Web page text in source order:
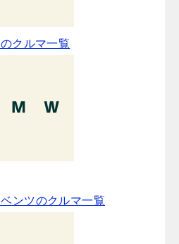
クルマ一覧
ンツのクルマ一覧